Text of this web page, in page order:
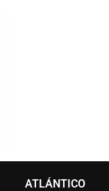
ATLÁNTICO